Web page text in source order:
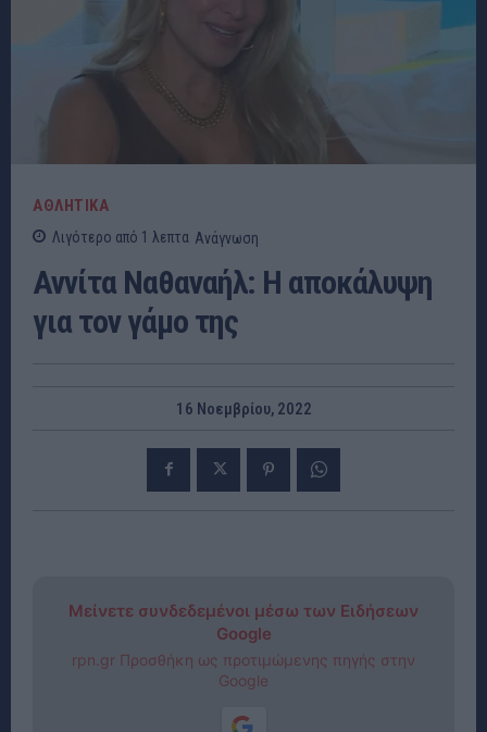
ΑΘΛΗΤΙΚΑ
Λιγότερο από 1 λεπτα Ανάγνωση
Αννίτα Ναθαναήλ: Η αποκάλυψη
για τον γάμο της
16 Νοεμβρίου, 2022
Μείνετε συνδεδεμένοι μέσω των Ειδήσεων
Google
rpn.gr Προσθήκη ως προτιμώμενης πηγής στην
Google